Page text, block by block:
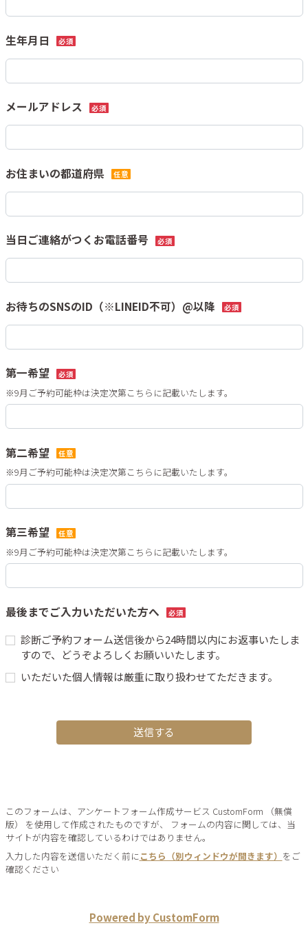
生年月日 必須
メールアドレス 必須
お住まいの都道府県 任意
当日ご連絡がつくお電話番号 必須
お待ちのSNSのID（※LINEID不可）@以降 必須
第一希望 必須
※9月ご予約可能枠は決定次第こちらに記載いたします。
第二希望 任意
※9月ご予約可能枠は決定次第こちらに記載いたします。
第三希望 任意
※9月ご予約可能枠は決定次第こちらに記載いたします。
最後までご入力いただいた方へ 必須
診断ご予約フォーム送信後から24時間以内にお返事いたしま
すので、どうぞよろしくお願いいたします。
いただいた個人情報は厳重に取り扱わせてただきます。
送信する
このフォームは、アンケートフォーム作成サービス CustomForm （無償
版） を使用して作成されたものですが、 フォームの内容に関しては、当
サイトが内容を確認しているわけではありません。
入力した内容を送信いただく前に こちら（別ウィンドウが開きます） をご
確認ください
Powered by CustomForm